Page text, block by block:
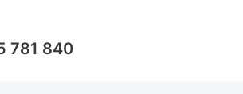
781 840